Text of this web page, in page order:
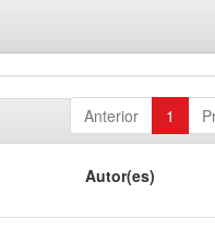
Anterior 1
Autor(es)